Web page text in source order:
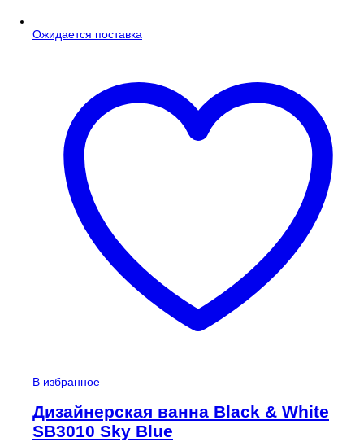
Ожидается поставка
В избранное
Дизайнерская ванна Black & White
SB3010 Sky Blue